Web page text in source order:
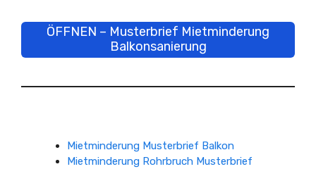
ÖFFNEN – Musterbrief Mietminderung
Balkonsanierung
Mietminderung Musterbrief Balkon
Mietminderung Rohrbruch Musterbrief